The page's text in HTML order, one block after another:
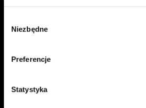
zgody
Niezbędne
Preferencje
Statystyka
otrzymywać informacje
Adres email
Oświadczam, że zapoznałem się z
przetwarzania moich danych osobowych, w celu